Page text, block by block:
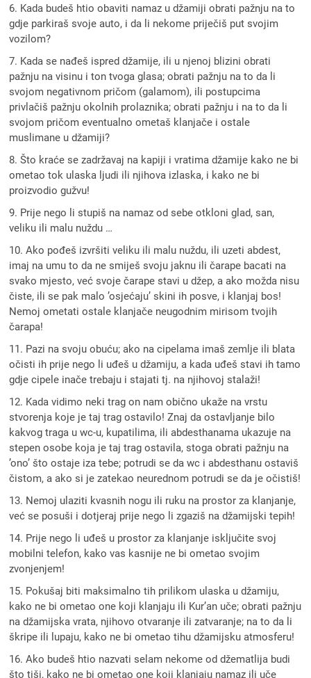
6. Kada budeš htio obaviti namaz u džamiji obrati pažnju na to
gdje parkiraš svoje auto, i da li nekome priječiš put svojim
vozilom?
7. Kada se nađeš ispred džamije, ili u njenoj blizini obrati
pažnju na visinu i ton tvoga glasa; obrati pažnju na to da li
svojom negativnom pričom (galamom), ili postupcima
privlačiš pažnju okolnih prolaznika; obrati pažnju i na to da li
svojom pričom eventualno ometaš klanjače i ostale
muslimane u džamiji?
8. Što kraće se zadržavaj na kapiji i vratima džamije kako ne bi
ometao tok ulaska ljudi ili njihova izlaska, i kako ne bi
proizvodio gužvu!
9. Prije nego li stupiš na namaz od sebe otkloni glad, san,
veliku ili malu nuždu …
10. Ako pođeš izvršiti veliku ili malu nuždu, ili uzeti abdest,
imaj na umu to da ne smiješ svoju jaknu ili čarape bacati na
svako mjesto, već svoje čarape stavi u džep, a ako možda nisu
čiste, ili se pak malo ’osjećaju’ skini ih posve, i klanjaj bos!
Nemoj ometati ostale klanjače neugodnim mirisom tvojih
čarapa!
11. Pazi na svoju obuću; ako na cipelama imaš zemlje ili blata
očisti ih prije nego li uđeš u džamiju, a kada uđeš stavi ih tamo
gdje cipele inače trebaju i stajati tj. na njihovoj stalaži!
12. Kada vidimo neki trag on nam obično ukaže na vrstu
stvorenja koje je taj trag ostavilo! Znaj da ostavljanje bilo
kakvog traga u wc-u, kupatilima, ili abdesthanama ukazuje na
stepen osobe koja je taj trag ostavila, stoga obrati pažnju na
’ono’ što ostaje iza tebe; potrudi se da wc i abdesthanu ostaviš
čistom, a ako si je zatekao neurednom potrudi se da je očistiš!
13. Nemoj ulaziti kvasnih nogu ili ruku na prostor za klanjanje,
već se posuši i dotjeraj prije nego li zgaziš na džamijski tepih!
14. Prije nego li uđeš u prostor za klanjanje isključite svoj
mobilni telefon, kako vas kasnije ne bi ometao svojim
zvonjenjem!
15. Pokušaj biti maksimalno tih prilikom ulaska u džamiju,
kako ne bi ometao one koji klanjaju ili Kur’an uče; obrati pažnju
na džamijska vrata, njihovo otvaranje ili zatvaranje; na to da li
škripe ili lupaju, kako ne bi ometao tihu džamijsku atmosferu!
16. Ako budeš htio nazvati selam nekome od džematlija budi
što tiši, kako ne bi ometao one koji klanjaju namaz ili uče